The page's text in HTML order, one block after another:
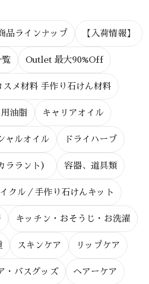
品ラインナップ 【入荷情報】
覧 Outlet 最大90%Off
スメ材料 手作り石けん材料
油脂 キャリアオイル
ャルオイル ドライハーブ
ララント） 容器、道具類
クル／手作り石けんキット
キッチン・おそうじ・お洗濯
スキンケア リップケア
・バスグッズ ヘアーケア